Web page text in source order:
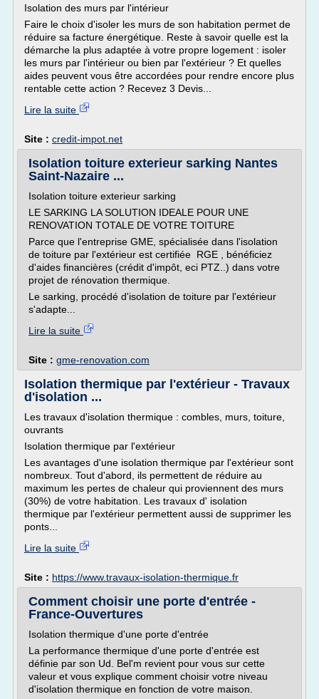
Isolation des murs par l'intérieur
Faire le choix d'isoler les murs de son habitation permet de
réduire sa facture énergétique. Reste à savoir quelle est la
démarche la plus adaptée à votre propre logement : isoler
les murs par l'intérieur ou bien par l'extérieur ? Et quelles
aides peuvent vous être accordées pour rendre encore plus
rentable cette action ? Recevez 3 Devis...
Lire la suite
Site : credit-impot.net
Isolation toiture exterieur sarking Nantes
Saint-Nazaire ...
Isolation toiture exterieur sarking
LE SARKING LA SOLUTION IDEALE POUR UNE
RENOVATION TOTALE DE VOTRE TOITURE
Parce que l'entreprise GME, spécialisée dans l'isolation
de toiture par l'extérieur est certifiée RGE , bénéficiez
d'aides financières (crédit d'impôt, eci PTZ..) dans votre
projet de rénovation thermique.
Le sarking, procédé d'isolation de toiture par l'extérieur
s'adapte...
Lire la suite
Site : gme-renovation.com
Isolation thermique par l'extérieur - Travaux
d'isolation ...
Les travaux d'isolation thermique : combles, murs, toiture,
ouvrants
Isolation thermique par l'extérieur
Les avantages d'une isolation thermique par l'extérieur sont
nombreux. Tout d'abord, ils permettent de réduire au
maximum les pertes de chaleur qui proviennent des murs
(30%) de votre habitation. Les travaux d' isolation
thermique par l'extérieur permettent aussi de supprimer les
ponts...
Lire la suite
Site : https://www.travaux-isolation-thermique.fr
Comment choisir une porte d'entrée -
France-Ouvertures
Isolation thermique d'une porte d'entrée
La performance thermique d'une porte d'entrée est
définie par son Ud. Bel'm revient pour vous sur cette
valeur et vous explique comment choisir votre niveau
d'isolation thermique en fonction de votre maison.